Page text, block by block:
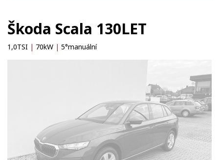
Škoda Scala 130LET
1,0TSI | 70kW | 5°manuální